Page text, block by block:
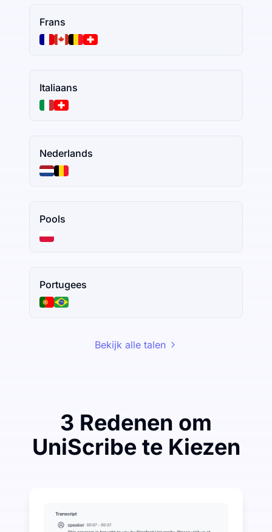
Frans
Italiaans
Nederlands
Pools
Portugees
Bekijk alle talen
3 Redenen om
UniScribe te Kiezen
UniScribe biedt elke maand 120 minuten gratis
Meer AI-functies beschikbaar naast Audio-naar-tekst